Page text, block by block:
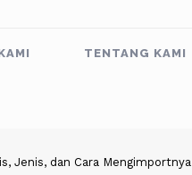
TENTANG KAMI
Jenis, dan Cara Mengimportnya